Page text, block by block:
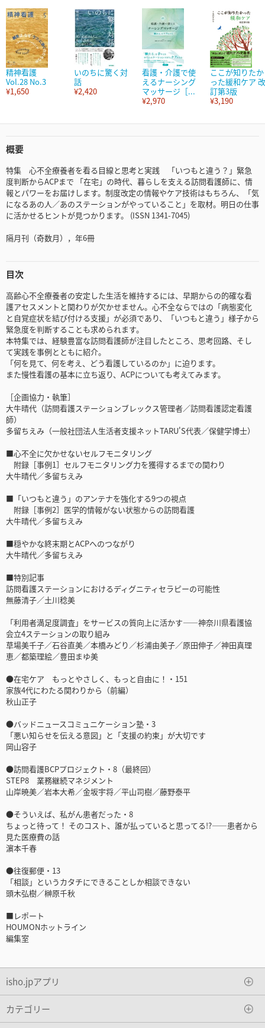
精神看護
Vol.28 No.3
¥1,650
いのちに驚く対
話
¥2,420
看護・介護で使
えるナーシング
マッサージ［...
¥2,970
ここが知りたか
った緩和ケア 改
訂第3版
¥3,190
概要
特集 心不全療養者を看る目線と思考と実践 「いつもと違う？」緊急
度判断からACPまで 「在宅」の時代、暮らしを支える訪問看護師に、情
報とパワーをお届けします。制度改定の情報やケア技術はもちろん、「気
になるあの人／あのステーションがやっていること」を取材。明日の仕事
に活かせるヒントが見つかります。 (ISSN 1341-7045)
隔月刊（奇数月），年6冊
目次
高齢心不全療養者の安定した生活を維持するには、早期からの的確な看
護アセスメントと関わりが欠かせません。心不全ならではの「病態変化
と自覚症状を結び付ける支援」が必須であり、「いつもと違う」様子から
緊急度を判断することも求められます。
本特集では、経験豊富な訪問看護師が注目したところ、思考回路、そし
て実践を事例とともに紹介。
「何を見て、何を考え、どう看護しているのか」に迫ります。
また慢性看護の基本に立ち返り、ACPについても考えてみます。
［企画協力・執筆］
大牛晴代（訪問看護ステーションブレックス管理者／訪問看護認定看護
師）
多留ちえみ（一般社団法人生活者支援ネットTARU'S代表／保健学博士）
■心不全に欠かせないセルフモニタリング
附録［事例1］セルフモニタリング力を獲得するまでの関わり
大牛晴代／多留ちえみ
■「いつもと違う」のアンテナを強化する9つの視点
附録［事例2］医学的情報がない状態からの訪問看護
大牛晴代／多留ちえみ
■穏やかな終末期とACPへのつながり
大牛晴代／多留ちえみ
■特別記事
訪問看護ステーションにおけるディグニティセラピーの可能性
無藤清子／土川稔美
「利用者満足度調査」をサービスの質向上に活かす――神奈川県看護協
会立4ステーションの取り組み
草場美千子／石谷直美／本橋みどり／杉浦由美子／原田伸子／神田真理
恵／都築理絵／豊田まゆ美
●在宅ケア もっとやさしく、もっと自由に！・151
家族4代にわたる関わりから（前編）
秋山正子
●バッドニュースコミュニケーション塾・3
「悪い知らせを伝える意図」と「支援の約束」が大切です
岡山容子
●訪問看護BCPプロジェクト・8（最終回）
STEP8 業務継続マネジメント
山岸暁美／岩本大希／金坂宇将／平山司樹／藤野泰平
●そういえば、私がん患者だった・8
ちょっと待って！ そのコスト、誰が払っていると思ってる!?――患者から
見た医療費の話
濵本千春
●往復郵便・13
「相談」というカタチにできることしか相談できない
頭木弘樹／榊原千秋
■レポート
HOUMONホットライン
編集室
isho.jpアプリ
カテゴリー